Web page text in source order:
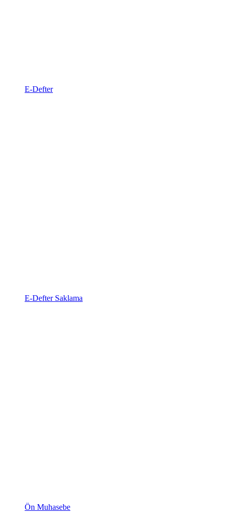
E-Defter
E-Defter Saklama
Ön Muhasebe